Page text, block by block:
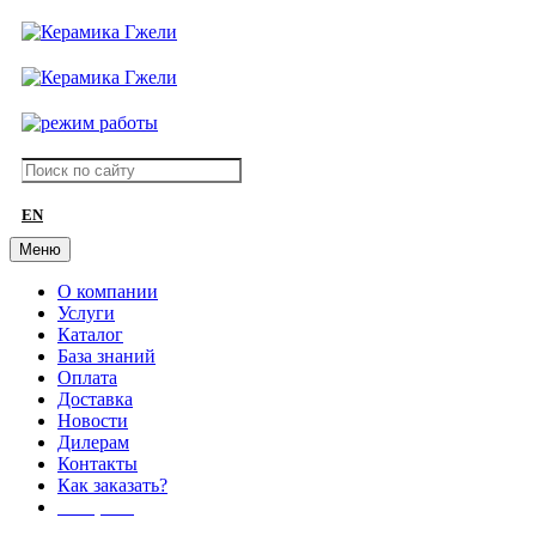
EN
Меню
О компании
Услуги
Каталог
База знаний
Оплата
Доставка
Новости
Дилерам
Контакты
Как заказать?